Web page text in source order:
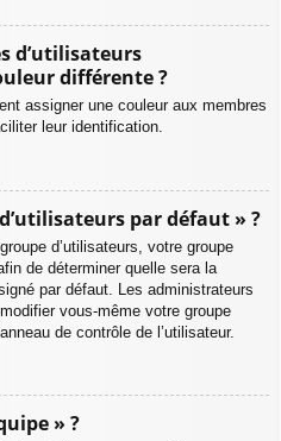
d’utilisateurs
différente ?
assigner une couleur aux membres
leur identification.
par défaut » ?
d’utilisateurs, votre groupe
de déterminer quelle sera la
par défaut. Les administrateurs
vous-même votre groupe
de contrôle de l’utilisateur.
» ?